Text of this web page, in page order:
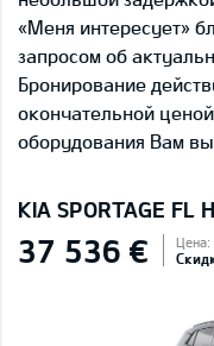
«Меня интересует»
запросом об
Бронирование
окончательной
оборудования Вам
KIA SPORTAGE FL
37 536 € Цена: